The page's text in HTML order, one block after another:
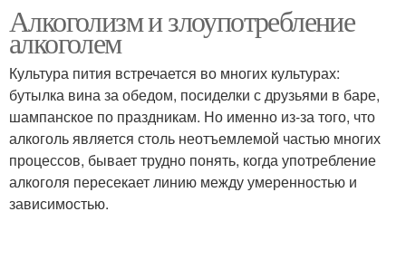
Алкоголизм и злоупотребление
алкоголем
Культура пития встречается во многих культурах:
бутылка вина за обедом, посиделки с друзьями в баре,
шампанское по праздникам. Но именно из-за того, что
алкоголь является столь неотъемлемой частью многих
процессов, бывает трудно понять, когда употребление
алкоголя пересекает линию между умеренностью и
зависимостью.